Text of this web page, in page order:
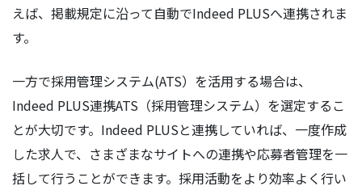
えば、掲載規定に沿って自動でIndeed PLUSへ連携されま
す。
一方で採用管理システム(ATS）を活用する場合は、
Indeed PLUS連携ATS（採用管理システム）を選定するこ
とが大切です。Indeed PLUSと連携していれば、一度作成
した求人で、さまざまなサイトへの連携や応募者管理を一
括して行うことができます。採用活動をより効率よく行い